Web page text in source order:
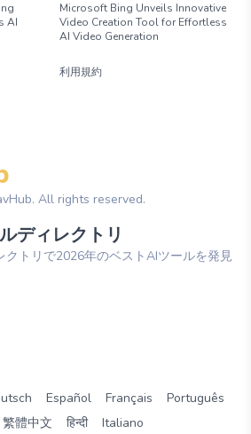
AI
Microsoft Bing Unveils Innovative
Video Creation Tool for Effortless
AI Video Generation
利用規約
All rights reserved.
ディレクトリ
トリで2026年のベストAIツールを発見
Español Français
Português
繁體中文 हिन्दी Italiano